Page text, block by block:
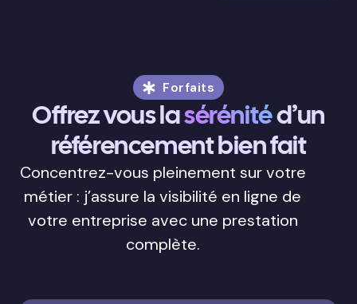
Forfaits
Offrez vous lasérénitéd’un
référencement bien fait
Concentrez-vous pleinement sur votre
métier : j’assure la visibilité en ligne de
votre entreprise avec une prestation
complète.